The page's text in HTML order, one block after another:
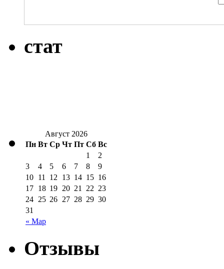
стат
Август 2026
Пн Вт Ср Чт Пт Сб Вс
« Мар
1
2
3
4 5 6 7 8
9
10 11 12 13 14 15 16
17 18 19 20 21 22 23
24 25 26 27 28 29 30
31
Отзывы